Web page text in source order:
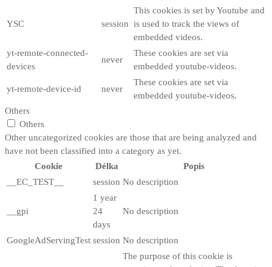
YSC session
This cookies is set by Youtube and
is used to track the views of
embedded videos.
yt-remote-connected-
devices
never
These cookies are set via
embedded youtube-videos.
yt-remote-device-id never
These cookies are set via
embedded youtube-videos.
Others
Others
Other uncategorized cookies are those that are being analyzed and
have not been classified into a category as yet.
Cookie
Délka
Popis
__EC_TEST__
session No description
__gpi
1 year
24
days
No description
GoogleAdServingTest session No description
The purpose of this cookie is